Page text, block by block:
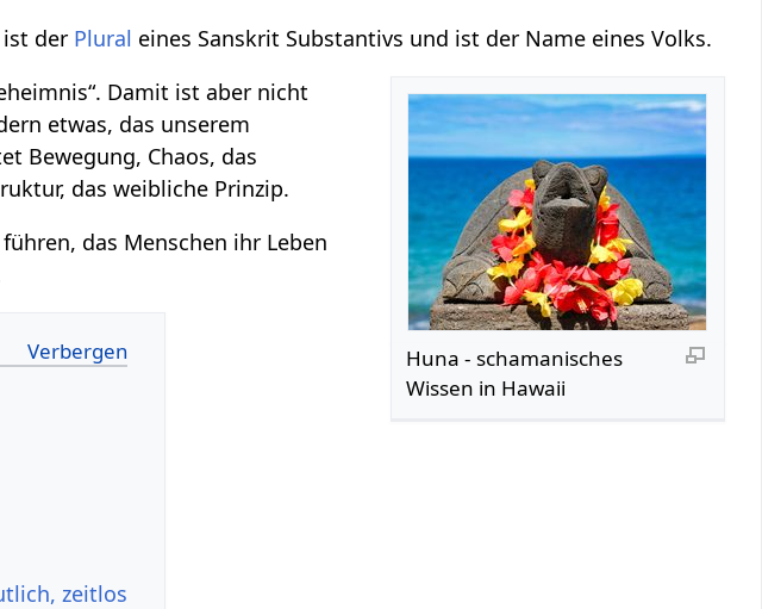
ist der Plural eines Sanskrit Substantivs und ist der Name eines Volks.
Huna - schamanisches
Wissen in Hawaii
Damit ist aber nicht
etwas, das unserem
Bewegung, Chaos, das
das weibliche Prinzip.
das Menschen ihr Leben
zeitlos